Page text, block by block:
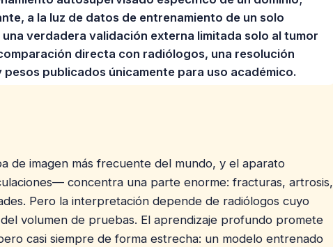
a la luz de datos de entrenamiento de un solo
verdadera validación externa limitada solo al tumor
directa con radiólogos, una resolución
pesos publicados únicamente para uso académico.
de imagen más frecuente del mundo, y el aparato
concentra una parte enorme: fracturas, artrosis,
Pero la interpretación depende de radiólogos cuyo
volumen de pruebas. El aprendizaje profundo promete
casi siempre de forma estrecha: un modelo entrenado